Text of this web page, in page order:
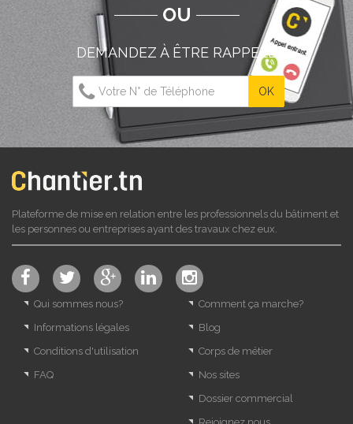
OU
DEMANDEZ À ÊTRE RAPPELÉ
Plateforme de mise en relation entre les professionnels du bâtiment et
les personnes ou entreprises ayant des travaux chez eux.
Qui sommes nous?
Informations légales
Conditions d'utilisation
FAQ
Comment ça marche?
Blog
Corps de métier
Nos sites
Dossier commercial